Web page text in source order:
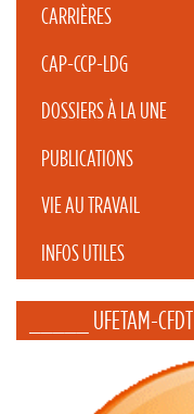
CARRIÈRES
CAP-CCP-LDG
DOSSIERS À LA UNE
PUBLICATIONS
VIE AU TRAVAIL
INFOS UTILES
_____ UFETAM-CFDT